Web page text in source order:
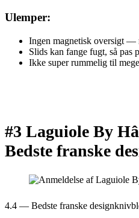
Ulemper:
Ingen magnetisk oversigt —
Slids kan fange fugt, så pas
Ikke super rummelig til
#3 Laguiole By
Bedste franske
4.4 — Bedste franske